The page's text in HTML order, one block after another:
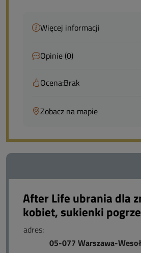
Więcej informacji
Opinie (0)
Ocena:Brak
Zobacz na mapie
After Life ubrania dla
kobiet, sukienki
adres:
05-077 Warszawa-